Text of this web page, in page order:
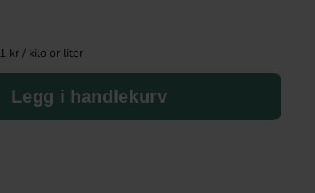
kr / kilo or liter
Legg i handlekurv